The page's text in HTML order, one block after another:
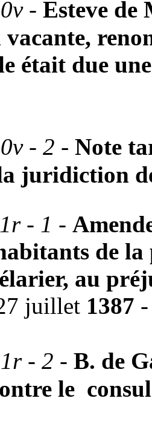
- Esteve de
vacante,
était due
- 2 - Note
juridiction
- 1 -
de
au
juillet 1387
- 2 - B. de
le